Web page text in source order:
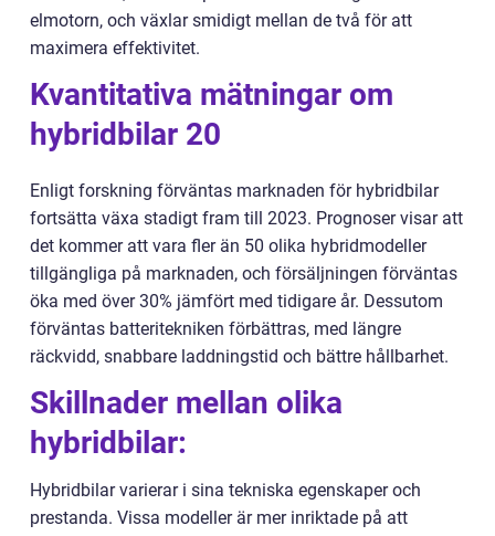
elmotorn, och växlar smidigt mellan de två för att
maximera effektivitet.
Kvantitativa mätningar om
hybridbilar 20
Enligt forskning förväntas marknaden för hybridbilar
fortsätta växa stadigt fram till 2023. Prognoser visar att
det kommer att vara fler än 50 olika hybridmodeller
tillgängliga på marknaden, och försäljningen förväntas
öka med över 30% jämfört med tidigare år. Dessutom
förväntas batteritekniken förbättras, med längre
räckvidd, snabbare laddningstid och bättre hållbarhet.
Skillnader mellan olika
hybridbilar:
Hybridbilar varierar i sina tekniska egenskaper och
prestanda. Vissa modeller är mer inriktade på att